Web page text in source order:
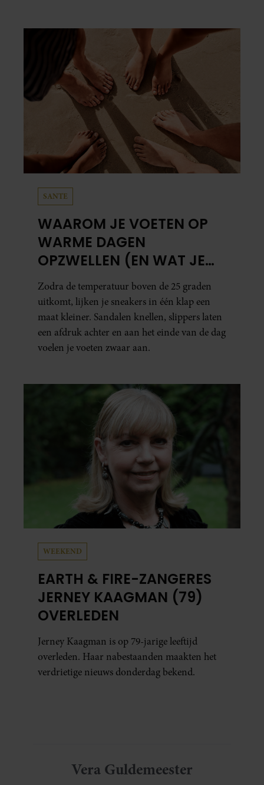
SANTE
WAAROM JE VOETEN OP
WARME DAGEN
OPZWELLEN (EN WAT JE
ERAAN KUNT DOEN)
Zodra de temperatuur boven de 25 graden
uitkomt, lijken je sneakers in één klap een
maat kleiner. Sandalen knellen, slippers laten
een afdruk achter en aan het einde van de dag
voelen je voeten zwaar aan.
WEEKEND
EARTH & FIRE-ZANGERES
JERNEY KAAGMAN (79)
OVERLEDEN
Jerney Kaagman is op 79-jarige leeftijd
overleden. Haar nabestaanden maakten het
verdrietige nieuws donderdag bekend.
Vera Guldemeester